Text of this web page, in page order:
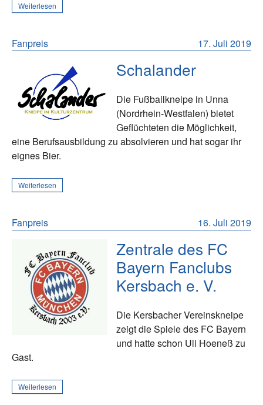
Weiterlesen
17. Juli 2019
Fanpreis
Schalander
Die Fußballkneipe in Unna
(Nordrhein-Westfalen) bietet
Geflüchteten die Möglichkeit,
eine Berufsausbildung zu absolvieren und hat sogar ihr
eignes Bier.
Weiterlesen
16. Juli 2019
Fanpreis
Zentrale des FC
Bayern Fanclubs
Kersbach e. V.
Die Kersbacher Vereinskneipe
zeigt die Spiele des FC Bayern
und hatte schon Uli Hoeneß zu
Gast.
Weiterlesen